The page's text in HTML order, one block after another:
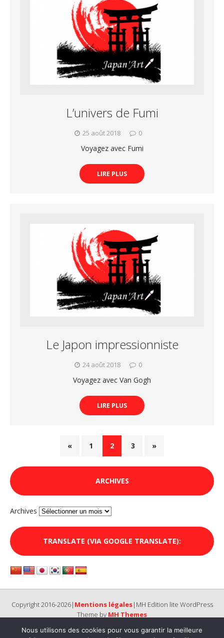
L’univers de Fumi
25 août 2018 0
Voyagez avec Fumi
LIRE PLUS
Le Japon impressionniste
24 août 2018 0
Voyagez avec Van Gogh
LIRE PLUS
« 1 2 3 »
ARCHIVES
Archives
TRANSLATE (VIA GOOGLE TRANSLATE):
Copyright 2016-2026| Mentions légales|MH Edition lite WordPress
Theme by MH Themes
Nous utilisons des cookies pour vous garantir la meilleure